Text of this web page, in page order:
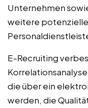
Unternehmen
weitere
E-Recruiting
die über ein
werden, die